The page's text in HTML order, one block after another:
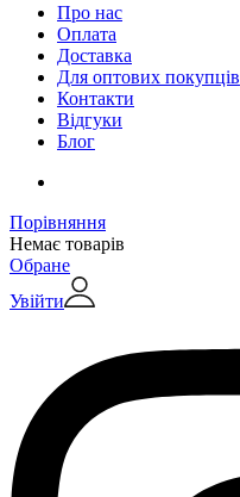
Про нас
Оплата
Доставка
Для оптових покупців
Контакти
Відгуки
Блог
Порівняння
Немає товарів
Обране
Увійти